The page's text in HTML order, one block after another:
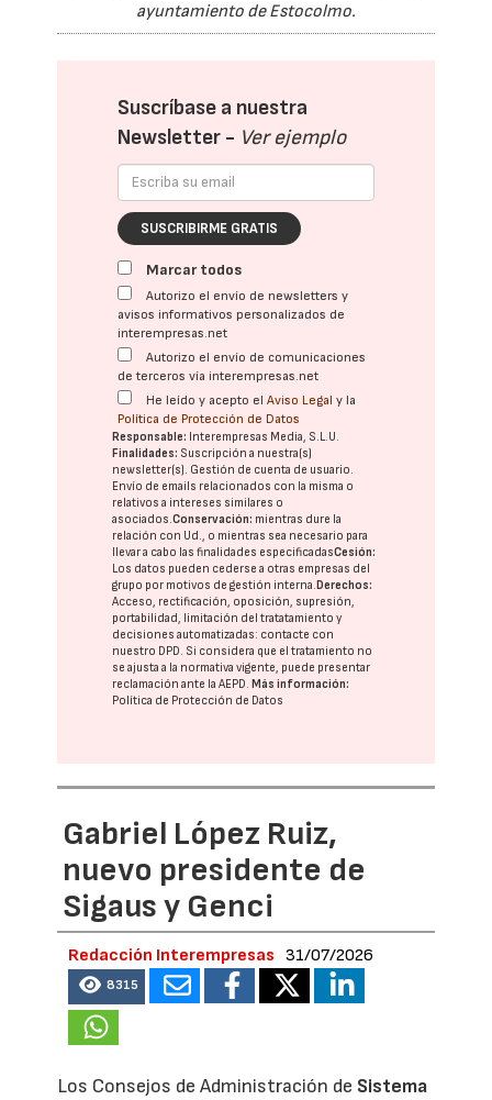
ayuntamiento de Estocolmo.
Suscríbase a nuestra
Newsletter - Ver ejemplo
SUSCRIBIRME GRATIS
Marcar todos
Autorizo el envío de newsletters y
avisos informativos personalizados de
interempresas.net
Autorizo el envío de comunicaciones
de terceros vía interempresas.net
He leído y acepto elAviso Legal y la
Política de Protección de Datos
Responsable: Interempresas Media, S.L.U.
Finalidades: Suscripción a nuestra(s)
newsletter(s). Gestión de cuenta de usuario.
Envío de emails relacionados con la misma o
relativos a intereses similares o
asociados.Conservación: mientras dure la
relación con Ud., o mientras sea necesario para
llevar a cabo las finalidades especificadasCesión:
Los datos pueden cederse a otras empresas del
grupo por motivos de gestión interna.Derechos:
Acceso, rectificación, oposición, supresión,
portabilidad, limitación del tratatamiento y
decisiones automatizadas: contacte con
nuestro DPD . Si considera que el tratamiento no
se ajusta a la normativa vigente, puede presentar
reclamación ante laAEPD .Más información:
Política de Protección de Datos
Gabriel López Ruiz,
nuevo presidente de
Sigaus y Genci
Redacción Interempresas 31/07/2026
8315
Los Consejos de Administración de Sistema